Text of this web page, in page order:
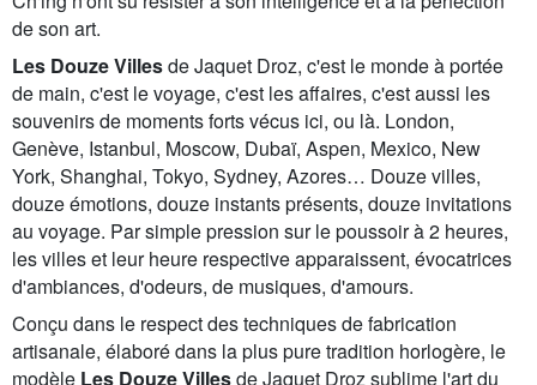
de son art.
Les Douze Villesde Jaquet Droz, c'est le monde à portée
de main, c'est le voyage, c'est les affaires, c'est aussi les
souvenirs de moments forts vécus ici, ou là. London,
Genève, Istanbul, Moscow, Dubaï, Aspen, Mexico, New
York, Shanghai, Tokyo, Sydney, Azores… Douze villes,
douze émotions, douze instants présents, douze invitations
au voyage. Par simple pression sur le poussoir à 2 heures,
les villes et leur heure respective apparaissent, évocatrices
d'ambiances, d'odeurs, de musiques, d'amours.
Conçu dans le respect des techniques de fabrication
artisanale, élaboré dans la plus pure tradition horlogère, le
modèle Les Douze Villesde Jaquet Droz sublime l'art du